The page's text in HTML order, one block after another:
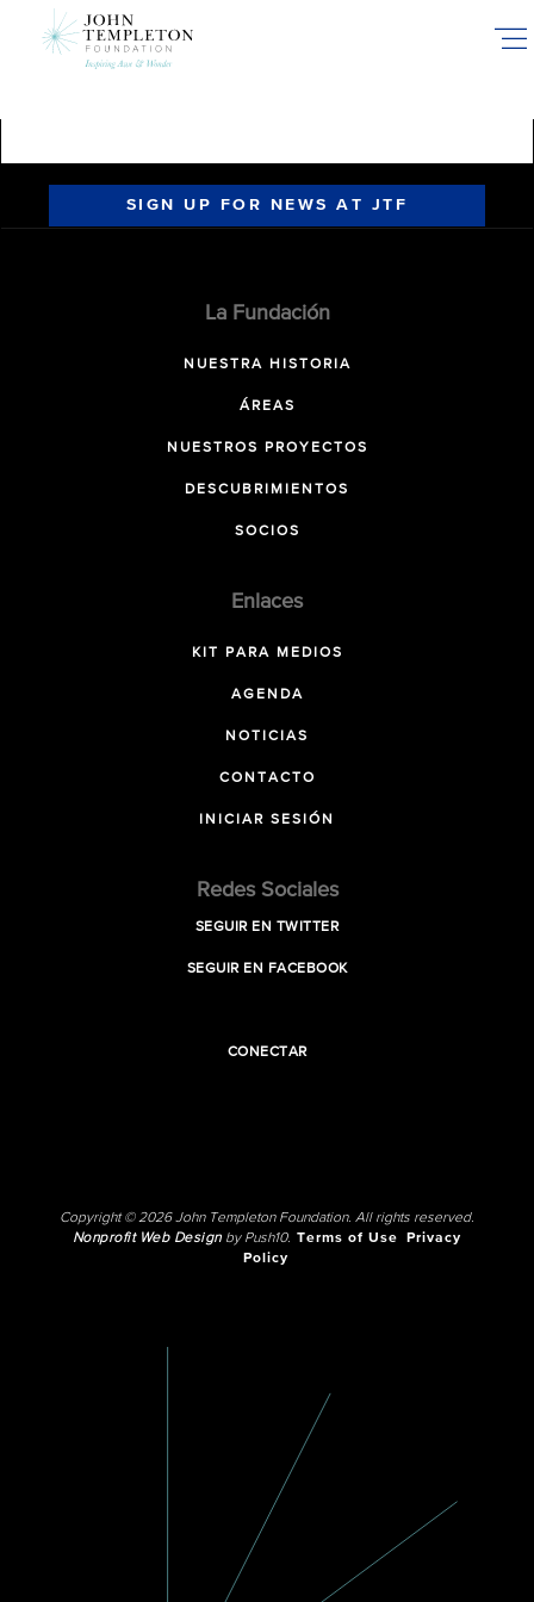
SIGN UP FOR NEWS AT JTF
La Fundación
NUESTRA HISTORIA
ÁREAS
NUESTROS PROYECTOS
DESCUBRIMIENTOS
SOCIOS
Enlaces
KIT PARA MEDIOS
AGENDA
NOTICIAS
CONTACTO
INICIAR SESIÓN
Redes Sociales
SEGUIR EN TWITTER
SEGUIR EN FACEBOOK
CONECTAR
Copyright © 2026 John Templeton Foundation. All rights reserved.
Nonprofit Web Designby Push10. Terms of Use
Privacy
Policy